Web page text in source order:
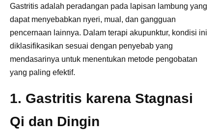
Gastritis adalah peradangan pada lapisan lambung yang
dapat menyebabkan nyeri, mual, dan gangguan
pencernaan lainnya. Dalam terapi akupunktur, kondisi ini
diklasifikasikan sesuai dengan penyebab yang
mendasarinya untuk menentukan metode pengobatan
yang paling efektif.
1. Gastritis karena Stagnasi
Qi dan Dingin